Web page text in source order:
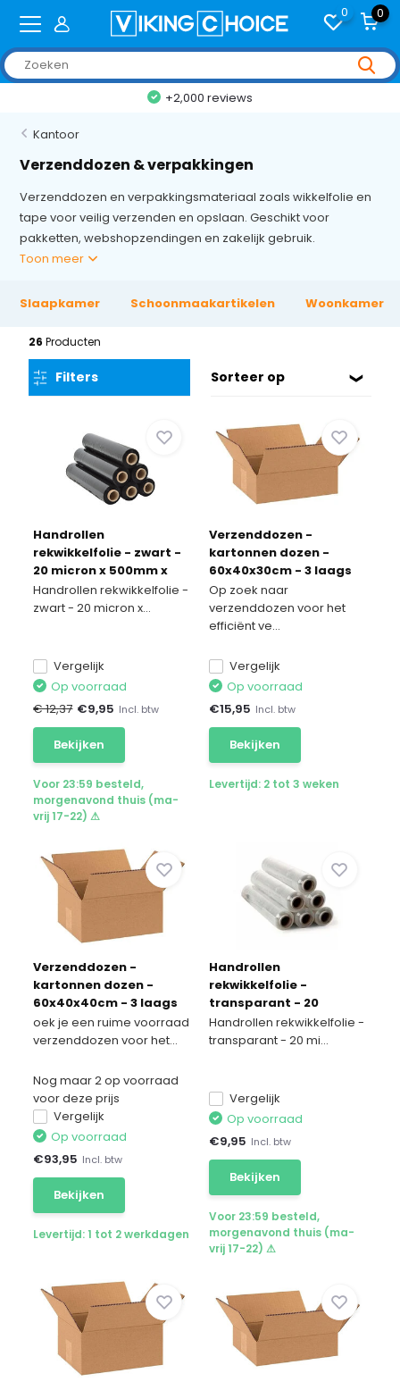
0 0
+2,000 reviews
Kantoor
Verzenddozen & verpakkingen
Verzenddozen en verpakkingsmateriaal zoals wikkelfolie en
tape voor veilig verzenden en opslaan. Geschikt voor
pakketten, webshopzendingen en zakelijk gebruik.
Toon meer
Slaapkamer Schoonmaakartikelen Woonkamer
26Producten
Filters Sorteer op
Handrollen
rekwikkelfolie - zwart -
20 micron x 500mm x
300m
Handrollen rekwikkelfolie -
zwart - 20 micron x...
Vergelijk
Op voorraad
€ 12,37 €9,95 Incl. btw
Bekijken
Voor 23:59 besteld,
morgenavond thuis (ma-
vrij 17-22) ⚠
Verzenddozen -
kartonnen dozen -
60x40x30cm - 3 laags
10 stuks
Op zoek naar
verzenddozen voor het
efficiënt ve...
Vergelijk
Op voorraad
€15,95 Incl. btw
Bekijken
Levertijd: 2 tot 3 weken
Verzenddozen -
kartonnen dozen -
60x40x40cm - 3 laags
50 stuks
oek je een ruime voorraad
verzenddozen voor het...
Nog maar 2 op voorraad
voor deze prijs
Vergelijk
Op voorraad
€93,95 Incl. btw
Bekijken
Levertijd: 1 tot 2 werkdagen
Handrollen
rekwikkelfolie -
transparant - 20
micron x 500mm x 300m
Handrollen rekwikkelfolie -
transparant - 20 mi...
Vergelijk
Op voorraad
€9,95 Incl. btw
Bekijken
Voor 23:59 besteld,
morgenavond thuis (ma-
vrij 17-22) ⚠